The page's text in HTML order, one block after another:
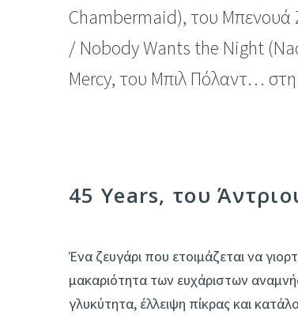
Chambermaid), του Μπενουά
/ Nobody Wants the Night
Mercy, του Μπιλ Πόλαντ…
45 Years, του
Ένα ζευγάρι που ετοιμάζεται να
μακαριότητα των ευχάριστων
γλυκύτητα, έλλειψη πίκρας και